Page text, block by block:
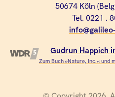
50674 Köln
Tel. 0221 .
Gudrun Happich
Zum Buch »Nature, Inc.« und